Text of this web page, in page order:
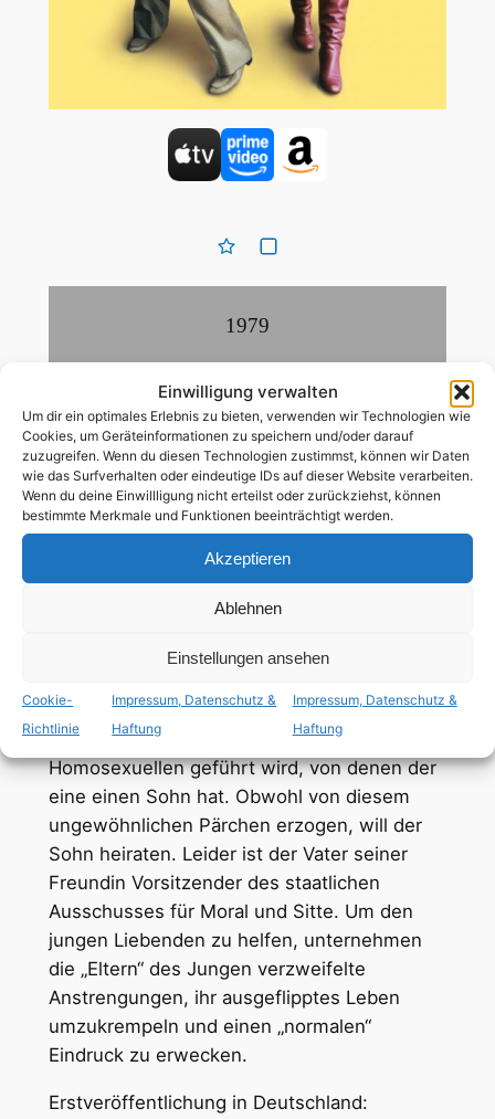
Einwilligung verwalten
Um dir ein optimales Erlebnis zu bieten, verwenden wir Technologien wie
Cookies, um Geräteinformationen zu speichern und/oder darauf
zuzugreifen. Wenn du diesen Technologien zustimmst, können wir Daten
wie das Surfverhalten oder eindeutige IDs auf dieser Website verarbeiten.
Wenn du deine Einwillligung nicht erteilst oder zurückziehst, können
bestimmte Merkmale und Funktionen beeinträchtigt werden.
Akzeptieren
Ablehnen
Einstellungen ansehen
Cookie-
Richtlinie
Impressum, Datenschutz &
Haftung
Impressum, Datenschutz &
Haftung
1979
97 Min
deutsch,französisch
ab 12 Jahren
„Käfig voller Narren“ ist der Name eines
Travestie-Cabarets, das von zwei
Homosexuellen geführt wird, von denen der
eine einen Sohn hat. Obwohl von diesem
ungewöhnlichen Pärchen erzogen, will der
Sohn heiraten. Leider ist der Vater seiner
Freundin Vorsitzender des staatlichen
Ausschusses für Moral und Sitte. Um den
jungen Liebenden zu helfen, unternehmen
die „Eltern“ des Jungen verzweifelte
Anstrengungen, ihr ausgeflipptes Leben
umzukrempeln und einen „normalen“
Eindruck zu erwecken.
Erstveröffentlichung in Deutschland: